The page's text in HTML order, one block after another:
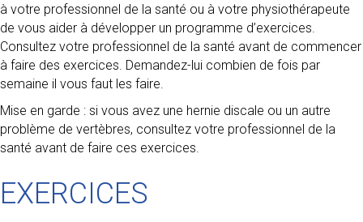
à votre professionnel de la santé ou à votre physiothérapeute
de vous aider à développer un programme d’exercices.
Consultez votre professionnel de la santé avant de commencer
à faire des exercices. Demandez-lui combien de fois par
semaine il vous faut les faire.
Mise en garde : si vous avez une hernie discale ou un autre
problème de vertèbres, consultez votre professionnel de la
santé avant de faire ces exercices.
EXERCICES